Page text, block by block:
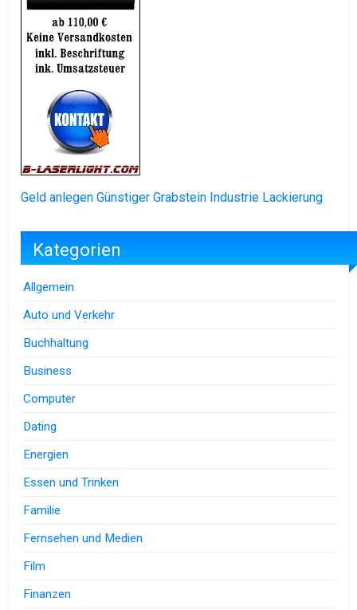
Geld anlegen Günstiger Grabstein Industrie Lackierung
Kategorien
Allgemein
Auto und Verkehr
Buchhaltung
Business
Computer
Dating
Energien
Essen und Trinken
Familie
Fernsehen und Medien
Film
Finanzen